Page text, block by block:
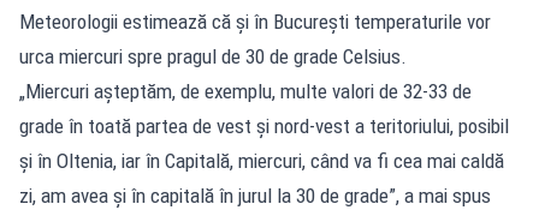
Meteorologii estimează că și în București temperaturile vor
urca miercuri spre pragul de 30 de grade Celsius.
„Miercuri așteptăm, de exemplu, multe valori de 32-33 de
grade în toată partea de vest și nord-vest a teritoriului, posibil
și în Oltenia, iar în Capitală, miercuri, când va fi cea mai caldă
zi, am avea și în capitală în jurul la 30 de grade”, a mai spus